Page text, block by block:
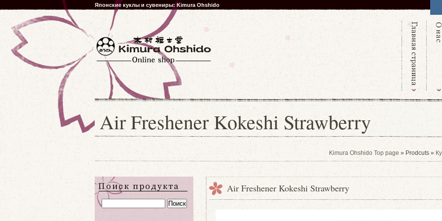
Японские куклы и сувениры: Kimura Ohshido
Air Freshener Kokeshi Strawberry
Kimura Ohshido Top page » Prodcuts »
Air Freshener Kokeshi Strawberry